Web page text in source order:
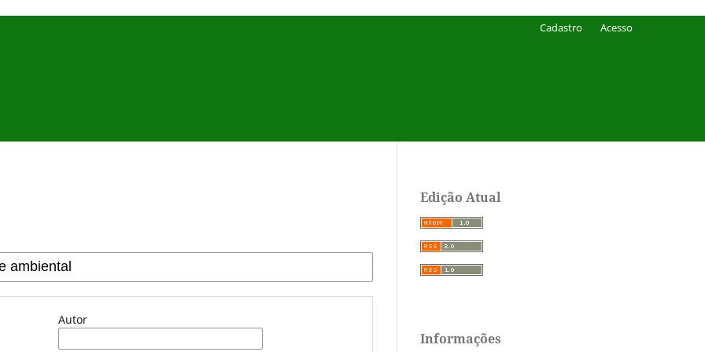
Cadastro Acesso
Autor
Edição Atual
Informações